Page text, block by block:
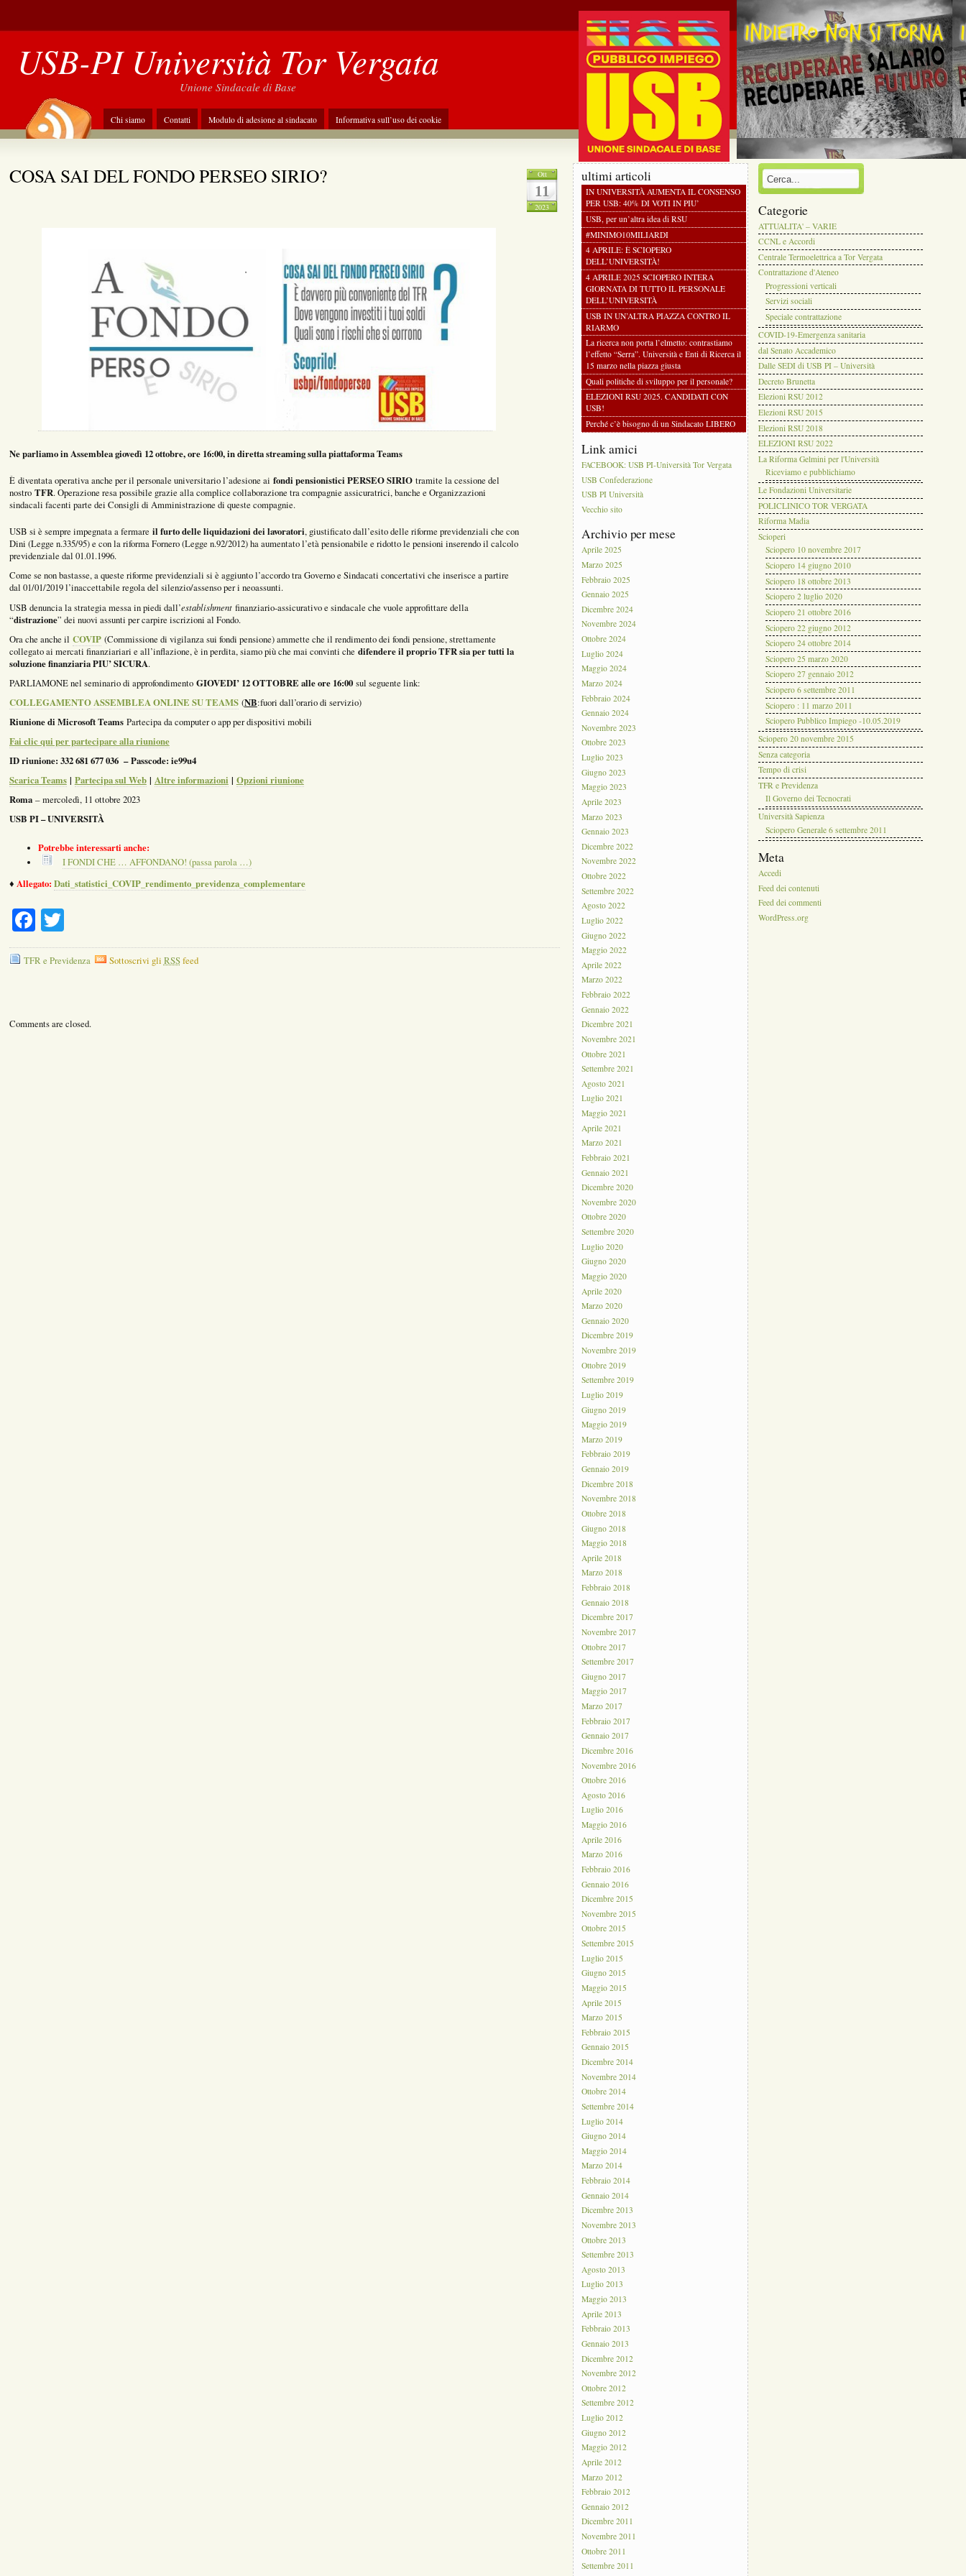
USB-PI Università Tor Vergata
Unione Sindacale di Base
Chi siamo Contatti Modulo di adesione al sindacato Informativa sull’uso dei cookie
Ott
11
2023
COSA SAI DEL FONDO PERSEO SIRIO?
Ne parliamo in Assemblea giovedì 12 ottobre, ore 16:00, in diretta streaming sulla piattaforma Teams
È diventata operativa anche per il personale universitario l’adesione ai fondi pensionistici PERSEO SIRIOtramite la cessione del
nostro TFR. Operazione resa possibile grazie alla complice collaborazione tra compagnie assicuratrici, banche e Organizzazioni
sindacali facenti parte dei Consigli di Amministrazione di queste compagnie.
USB si è sempre impegnata a fermare il furto delle liquidazioni dei lavoratori, giustificato dall’esito delle riforme previdenziali che con
Dini (Legge n.335/95) e con la riforma Fornero (Legge n.92/2012) ha aumentato l’età pensionabile e ridotto le pensioni inserendo il calcolo
previdenziale dal 01.01.1996.
Come se non bastasse, a queste riforme previdenziali si è aggiunto l’accordo tra Governo e Sindacati concertativi che inserisce a partire
dal 01/01/2019 l’inaccettabile regola del silenzio/assenso per i neoassunti.
USB denuncia la strategia messa in piedi dall’establishmentfinanziario-assicurativo e sindacale che vuole approfittare della
“distrazione” dei nuovi assunti per carpire iscrizioni al Fondo.
Ora che anche il COVIP(Commissione di vigilanza sui fondi pensione) ammette che il rendimento dei fondi pensione, strettamente
collegato ai mercati finanziariari e all’inflazione, è in perdita, siamo più che mai convinti che difendere il proprio TFR sia per tutti la
soluzione finanziaria PIU’ SICURA.
PARLIAMONE nel seminario di approfondimento GIOVEDI’ 12 OTTOBRE alle ore 16:00sul seguente link:
COLLEGAMENTO ASSEMBLEA ONLINE SU TEAMS(NB:fuori dall’orario di servizio)
Riunione di Microsoft Teams Partecipa da computer o app per dispositivi mobili
Fai clic qui per partecipare alla riunione
ID riunione: 332 681 677 036 – Passcode: ie99u4
Scarica Teams| Partecipa sul Web| Altre informazioni | Opzioni riunione
Roma– mercoledì, 11 ottobre 2023
USB PI – UNIVERSITÀ
Potrebbe interessarti anche:
I FONDI CHE … AFFONDANO! (passa parola …)
♦ Allegato: Dati_statistici_COVIP_rendimento_previdenza_complementare
Facebook
Twitter
TFR e Previdenza Sottoscrivi gli RSSfeed
Comments are closed.
ultimi articoli
IN UNIVERSITÀ AUMENTA IL CONSENSO
PER USB: 40% DI VOTI IN PIU’
USB, per un’altra idea di RSU
#MINIMO10MILIARDI
4 APRILE: È SCIOPERO
DELL’UNIVERSITÀ!
4 APRILE 2025 SCIOPERO INTERA
GIORNATA DI TUTTO IL PERSONALE
DELL’UNIVERSITÀ
USB IN UN’ALTRA PIAZZA CONTRO IL
RIARMO
La ricerca non porta l’elmetto: contrastiamo
l’effetto “Serra”. Università e Enti di Ricerca il
15 marzo nella piazza giusta
Quali politiche di sviluppo per il personale?
ELEZIONI RSU 2025. CANDIDATI CON
USB!
Perché c’è bisogno di un Sindacato LIBERO
Link amici
FACEBOOK: USB PI-Università Tor Vergata
USB Confederazione
USB PI Università
Vecchio sito
Archivio per mese
Aprile 2025
Marzo 2025
Febbraio 2025
Gennaio 2025
Dicembre 2024
Novembre 2024
Ottobre 2024
Luglio 2024
Maggio 2024
Marzo 2024
Febbraio 2024
Gennaio 2024
Novembre 2023
Ottobre 2023
Luglio 2023
Giugno 2023
Maggio 2023
Aprile 2023
Marzo 2023
Gennaio 2023
Dicembre 2022
Novembre 2022
Ottobre 2022
Settembre 2022
Agosto 2022
Luglio 2022
Giugno 2022
Maggio 2022
Aprile 2022
Marzo 2022
Febbraio 2022
Gennaio 2022
Dicembre 2021
Novembre 2021
Ottobre 2021
Settembre 2021
Agosto 2021
Luglio 2021
Maggio 2021
Aprile 2021
Marzo 2021
Febbraio 2021
Gennaio 2021
Dicembre 2020
Novembre 2020
Ottobre 2020
Settembre 2020
Luglio 2020
Giugno 2020
Maggio 2020
Aprile 2020
Marzo 2020
Gennaio 2020
Dicembre 2019
Novembre 2019
Ottobre 2019
Settembre 2019
Luglio 2019
Giugno 2019
Maggio 2019
Marzo 2019
Febbraio 2019
Gennaio 2019
Dicembre 2018
Novembre 2018
Ottobre 2018
Giugno 2018
Maggio 2018
Aprile 2018
Marzo 2018
Febbraio 2018
Gennaio 2018
Dicembre 2017
Novembre 2017
Ottobre 2017
Settembre 2017
Giugno 2017
Maggio 2017
Marzo 2017
Febbraio 2017
Gennaio 2017
Dicembre 2016
Novembre 2016
Ottobre 2016
Agosto 2016
Luglio 2016
Maggio 2016
Aprile 2016
Marzo 2016
Febbraio 2016
Gennaio 2016
Dicembre 2015
Novembre 2015
Ottobre 2015
Settembre 2015
Luglio 2015
Giugno 2015
Maggio 2015
Aprile 2015
Marzo 2015
Febbraio 2015
Gennaio 2015
Dicembre 2014
Novembre 2014
Ottobre 2014
Settembre 2014
Luglio 2014
Giugno 2014
Maggio 2014
Marzo 2014
Febbraio 2014
Gennaio 2014
Dicembre 2013
Novembre 2013
Ottobre 2013
Settembre 2013
Agosto 2013
Luglio 2013
Maggio 2013
Aprile 2013
Febbraio 2013
Gennaio 2013
Dicembre 2012
Novembre 2012
Ottobre 2012
Settembre 2012
Luglio 2012
Giugno 2012
Maggio 2012
Aprile 2012
Marzo 2012
Febbraio 2012
Gennaio 2012
Dicembre 2011
Novembre 2011
Ottobre 2011
Settembre 2011
Categorie
ATTUALITA' – VARIE
CCNL e Accordi
Centrale Termoelettrica a Tor Vergata
Contrattazione d'Ateneo
Progressioni verticali
Servizi sociali
Speciale contrattazione
COVID-19-Emergenza sanitaria
dal Senato Accademico
Dalle SEDI di USB PI – Università
Decreto Brunetta
Elezioni RSU 2012
Elezioni RSU 2015
Elezioni RSU 2018
ELEZIONI RSU 2022
La Riforma Gelmini per l'Università
Riceviamo e pubblichiamo
Le Fondazioni Universitarie
POLICLINICO TOR VERGATA
Riforma Madia
Scioperi
Sciopero 10 novembre 2017
Sciopero 14 giugno 2010
Sciopero 18 ottobre 2013
Sciopero 2 luglio 2020
Sciopero 21 ottobre 2016
Sciopero 22 giugno 2012
Sciopero 24 ottobre 2014
Sciopero 25 marzo 2020
Sciopero 27 gennaio 2012
Sciopero 6 settembre 2011
Sciopero : 11 marzo 2011
Sciopero Pubblico Impiego -10.05.2019
Sciopero 20 novembre 2015
Senza categoria
Tempo di crisi
TFR e Previdenza
Il Governo dei Tecnocrati
Università Sapienza
Sciopero Generale 6 settembre 2011
Meta
Accedi
Feed dei contenuti
Feed dei commenti
WordPress.org